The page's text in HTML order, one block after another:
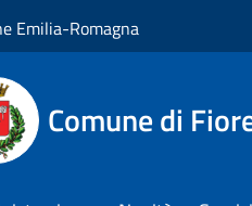
Emilia-Romagna
Comune di